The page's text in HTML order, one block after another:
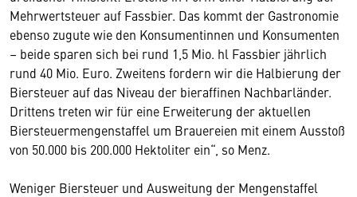
Mehrwertsteuer auf Fassbier. Das kommt der Gastronomie
ebenso zugute wie den Konsumentinnen und Konsumenten
– beide sparen sich bei rund 1,5 Mio. hl Fassbier jährlich
rund 40 Mio. Euro. Zweitens fordern wir die Halbierung der
Biersteuer auf das Niveau der bieraffinen Nachbarländer.
Drittens treten wir für eine Erweiterung der aktuellen
Biersteuermengenstaffel um Brauereien mit einem Ausstoß
von 50.000 bis 200.000 Hektoliter ein“, so Menz.
Weniger Biersteuer und Ausweitung der Mengenstaffel